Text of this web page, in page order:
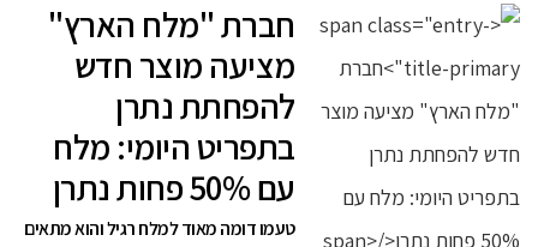
חברת "מלח הארץ"
מציעה מוצר חדש
להפחתת נתרן
בתפריט היומי: מלח
עם 50% פחות נתרן
טעמו דומה מאוד למלח רגיל והוא מתאים